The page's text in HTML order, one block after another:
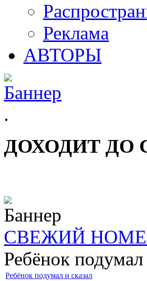
Реклама
АВТОРЫ
.
ДОХОДИТ
СВЕЖИЙ
Ребёнок подумал
Ребёнок подумал и сказал